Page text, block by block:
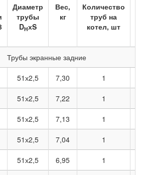
Диаметр
трубы
DHхS
Вес,
кг
Количество
труб на
котел, шт
Трубы экранные задние
51х2,5 7,30 1
51х2,5 7,22 1
51х2,5 7,13 1
51х2,5 7,04 1
51х2,5 6,95 1